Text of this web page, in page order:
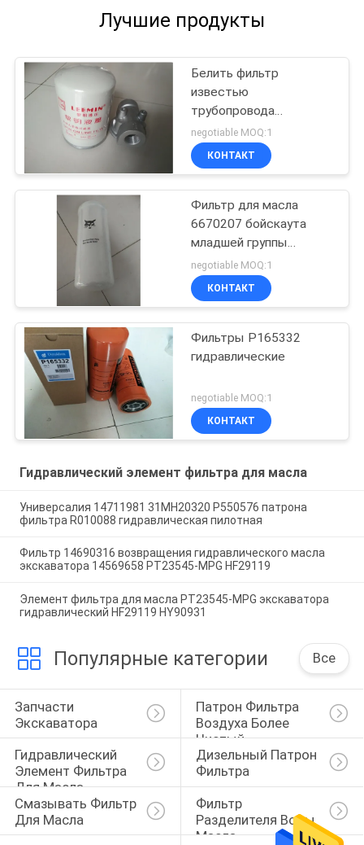
Лучшие продукты
Белить фильтр
известью
трубопровода
гидравлического масла
роторный
negotiable MOQ:1
КОНТАКТ
Фильтр для масла
6670207 бойскаута
младшей группы
затяжелителя
экскаватора
гидравлический
negotiable MOQ:1
КОНТАКТ
Фильтры P165332
гидравлические
negotiable MOQ:1
КОНТАКТ
Гидравлический элемент фильтра для масла
Универсалия 14711981 31MH20320 P550576 патрона
фильтра R010088 гидравлическая пилотная
Фильтр 14690316 возвращения гидравлического масла
экскаватора 14569658 PT23545-MPG HF29119
Элемент фильтра для масла PT23545-MPG экскаватора
гидравлический HF29119 HY90931
Популярные категории Все
Запчасти
Экскаватора
Патрон Фильтра
Воздуха Более
Чистый
Гидравлический
Элемент Фильтра
Для Масла
Дизельный Патрон
Фильтра
Смазывать Фильтр
Для Масла
Фильтр
Разделителя Воды
Масла